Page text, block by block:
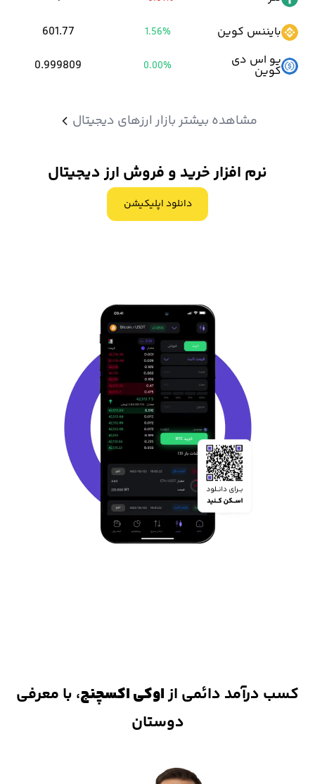
اما توجه داشته باشید که خرید و فروش ارزهای دیجیتال در این صرافی
مانند تمام پلتفرم های دیگر مشمول کارمزد است.
ویژگی های صرافی ارز دیجیتال ایرانی اوکی
یکی از مهمترین مزیت های صرافی اوکی اکسچنج، امنیت بالا این صرافی
مسدود شدن دارایی کاربران ایمن شده است.
2. داشتن اپلیکیشن و نرم افزار خرید و فروش ارز
بایننس کوین
1.56%
601.77
یو اس دی
کوین 0.00%
0.999809
مشاهده بیشتر بازار ارزهای دیجیتال
نرم افزار خرید و فروش ارز دیجیتال
دانلود اپلیکیشن
کسب درآمد دائمی ازاوکی اکسچنج، با معرفی
دوستان